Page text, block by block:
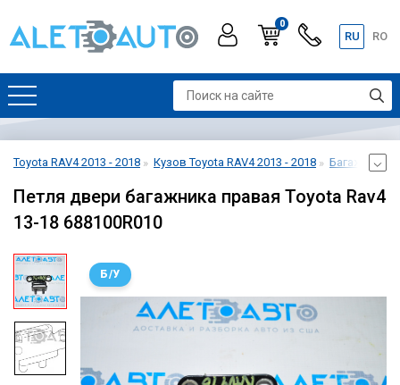
0
RU RO
Toyota RAV4 2013 - 2018 Кузов Toyota RAV4 2013 - 2018 Багажник
Петля двери багажника правая Toyota Rav4
13-18 688100R010
Б/У